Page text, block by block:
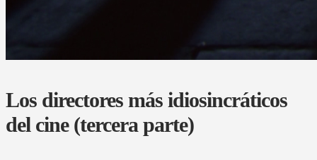
Los directores más idiosincráticos
del cine (tercera parte)